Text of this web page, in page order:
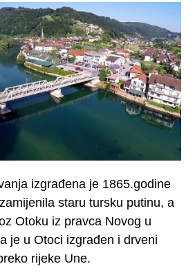
izgrađena je 1865.godine
staru tursku putinu, a
Otoku iz pravca Novog u
je u Otoci izgrađen i drveni
rijeke Une.